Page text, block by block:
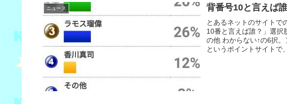
ニュース 背番号10と言えば
とあるネットのサイトで
10番と言えば誰？」選択
の他 わからない↑の6択
というポイントサイトで